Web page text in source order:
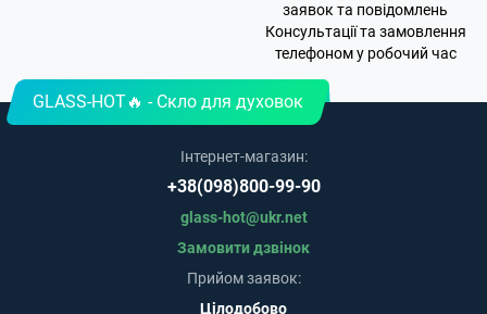
заявок та повідомлень
Консультації та замовлення
телефоном у робочий час
GLASS-HOT🔥 - Скло для духовок
Інтернет-магазин:
+38(098)800-99-90
glass-hot@ukr.net
Замовити дзвінок
Прийом заявок:
Цілодобово